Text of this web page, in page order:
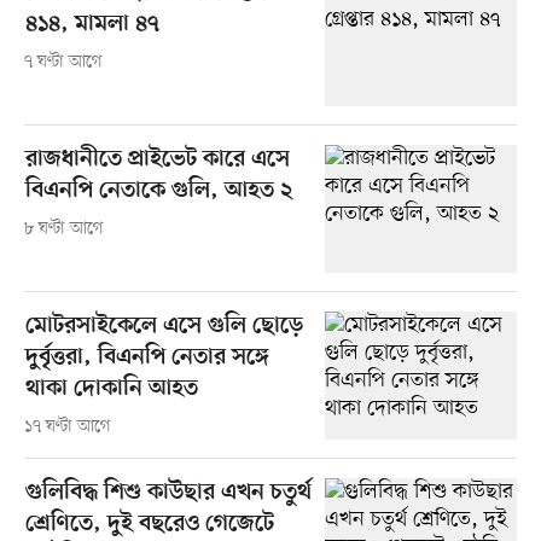
৪১৪, মামলা ৪৭
৭ ঘণ্টা আগে
রাজধানীতে প্রাইভেট কারে এসে
বিএনপি নেতাকে গুলি, আহত ২
৮ ঘণ্টা আগে
মোটরসাইকেলে এসে গুলি ছোড়ে
দুর্বৃত্তরা, বিএনপি নেতার সঙ্গে
থাকা দোকানি আহত
১৭ ঘণ্টা আগে
গুলিবিদ্ধ শিশু কাউছার এখন চতুর্থ
শ্রেণিতে, দুই বছরেও গেজেটে